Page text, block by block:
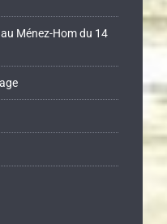
Ménez-Hom du 14